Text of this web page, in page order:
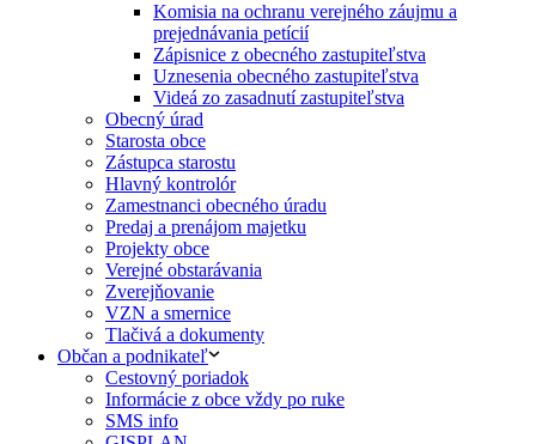
Komisia na ochranu verejného záujmu a
prejednávania petícií
Zápisnice z obecného zastupiteľstva
Uznesenia obecného zastupiteľstva
Videá zo zasadnutí zastupiteľstva
Obecný úrad
Starosta obce
Zástupca starostu
Hlavný kontrolór
Zamestnanci obecného úradu
Predaj a prenájom majetku
Projekty obce
Verejné obstarávania
Zverejňovanie
VZN a smernice
Tlačivá a dokumenty
Občan a podnikateľ
Cestovný poriadok
Informácie z obce vždy po ruke
SMS info